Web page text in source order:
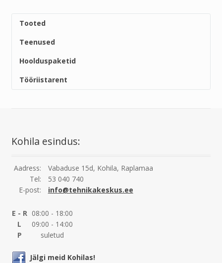
Tooted
Teenused
Hoolduspaketid
Tööriistarent
Kohila esindus:
Aadress:
Vabaduse 15d, Kohila, Raplamaa
Tel:
53 040 740
E-post:
info@tehnikakeskus.ee
E - R 08:00 - 18:00
L
09:00 - 14:00
P
suletud
Jälgi meid Kohilas!